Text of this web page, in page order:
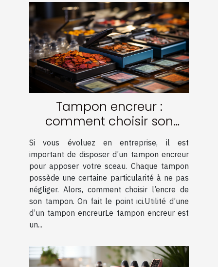
Tampon encreur :
comment choisir son
encre ?
Si vous évoluez en entreprise, il est
important de disposer d’un tampon encreur
pour apposer votre sceau. Chaque tampon
possède une certaine particularité à ne pas
négliger. Alors, comment choisir l’encre de
son tampon. On fait le point ici.Utilité d’une
d’un tampon encreurLe tampon encreur est
un...